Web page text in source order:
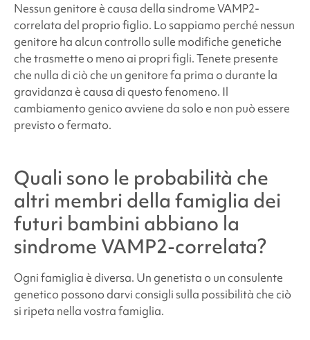
Nessun genitore è causa dellasindromeVAMP2-
correlata del proprio figlio. Lo sappiamo perché nessun
genitore ha alcun controllo sulle modifiche genetiche
che trasmette o meno ai propri figli. Tenete presente
che nulla di ciò che un genitore fa prima o durante la
gravidanza è causa di questo fenomeno. Il
cambiamento genico avviene da solo e non può essere
previsto o fermato.
Quali sono le probabilità che
altri membri della famiglia dei
futuri bambini abbiano la
sindrome VAMP2-correlata?
Ogni famiglia è diversa. Un genetista o un consulente
genetico possono darvi consigli sulla possibilità che ciò
si ripeta nella vostra famiglia.